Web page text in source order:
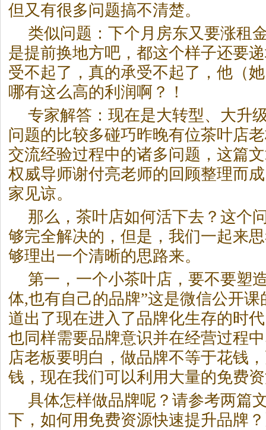
但又有很多问题搞不清楚。
类似问题：下个月房东又要涨租
是提前换地方吧，都这个样子还要
受不起了，真的承受不起了，他（
哪有这么高的利润啊？！
专家解答：现在是大转型、大升
问题的比较多碰巧昨晚有位茶叶店
交流经验过程中的诸多问题，这篇
权威导师谢付亮老师的回顾整理而
家见谅。
那么，茶叶店如何活下去？这个
够完全解决的，但是，我们一起来
够理出一个清晰的思路来。
第一，一个小茶叶店，要不要塑
体,也有自己的品牌”这是微信公开
道出了现在进入了品牌化生存的时
也同样需要品牌意识并在经营过程
店老板要明白，做品牌不等于花钱
钱，现在我们可以利用大量的免费
具体怎样做品牌呢？请参考两篇
下，如何用免费资源快速提升品牌